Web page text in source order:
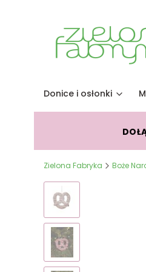
Donice i osłonki
Zielona Fabryka Boże